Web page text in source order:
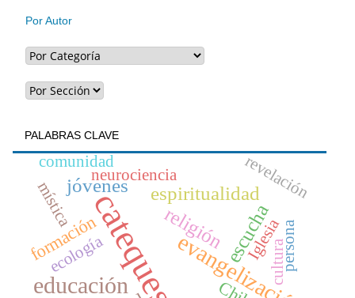
Por Autor
PALABRAS CLAVE
catequesis
educación evangelización
escucha
jóvenes espiritualidad
religión
formación
neurociencia
cultura
mística
revelación
comunidad
ecología persona
Iglesia